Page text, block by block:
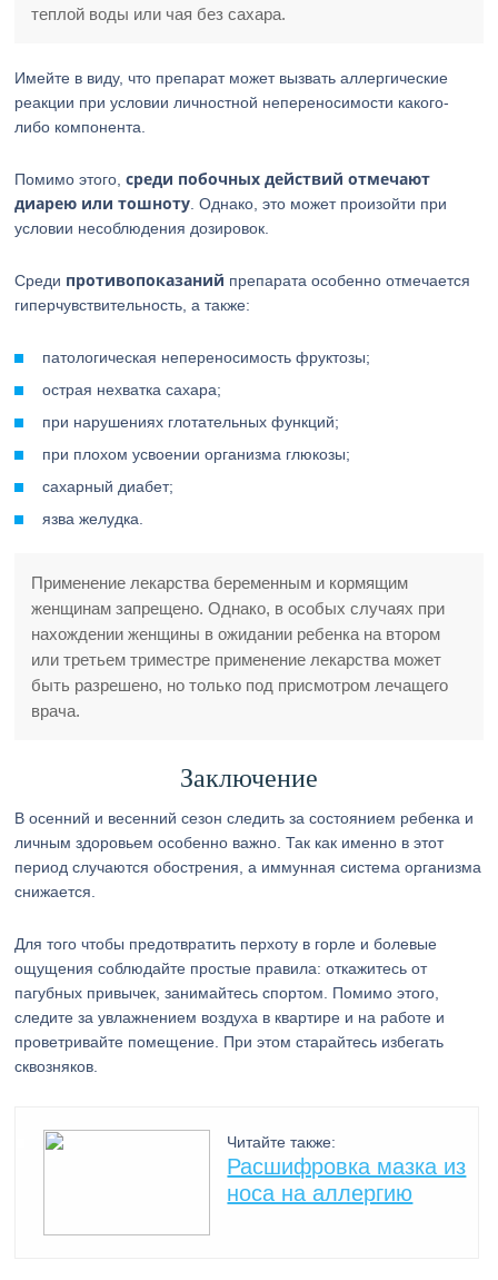
теплой воды или чая без сахара.
Имейте в виду, что препарат может вызвать аллергические
реакции при условии личностной непереносимости какого-
либо компонента.
Помимо этого,среди побочных действий отмечают
диарею или тошноту . Однако, это может произойти при
условии несоблюдения дозировок.
Среди противопоказаний препарата особенно отмечается
гиперчувствительность, а также:
патологическая непереносимость фруктозы;
острая нехватка сахара;
при нарушениях глотательных функций;
при плохом усвоении организма глюкозы;
сахарный диабет;
язва желудка.
Применение лекарства беременным и кормящим
женщинам запрещено. Однако, в особых случаях при
нахождении женщины в ожидании ребенка на втором
или третьем триместре применение лекарства может
быть разрешено, но только под присмотром лечащего
врача.
Заключение
В осенний и весенний сезон следить за состоянием ребенка и
личным здоровьем особенно важно. Так как именно в этот
период случаются обострения, а иммунная система организма
снижается.
Для того чтобы предотвратить перхоту в горле и болевые
ощущения соблюдайте простые правила: откажитесь от
пагубных привычек, занимайтесь спортом. Помимо этого,
следите за увлажнением воздуха в квартире и на работе и
проветривайте помещение. При этом старайтесь избегать
сквозняков.
Читайте также:
Расшифровка мазка из
носа на аллергию